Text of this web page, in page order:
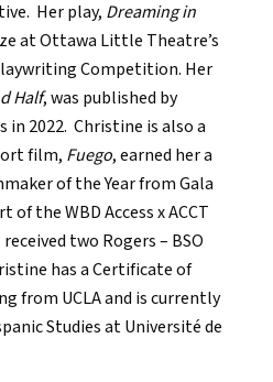
Her play, Dreaming in
at Ottawa Little Theatre’s
Competition. Her
Half, was published by
in 2022. Christine is also a
film, Fuego, earned her a
of the Year from Gala
of the WBD Access x ACCT
two Rogers – BSO
has a Certificate of
from UCLA and is currently
Studies at Université de